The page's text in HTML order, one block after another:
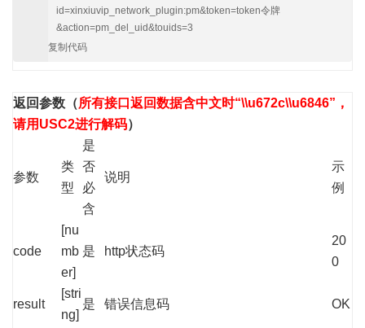
id=xinxiuvip_network_plugin:pm&token=token令牌
&action=pm_del_uid&touids=3
复制代码
返回参数 （所有接口返回数据含中文时“\\u672c\\u6846”，
请用USC2进行解码）
参数
类
型
是
否
必
含
说明
示
例
code
[nu
mb
er]
是 http状态码
20
0
result
[stri
ng]
是 错误信息码 OK